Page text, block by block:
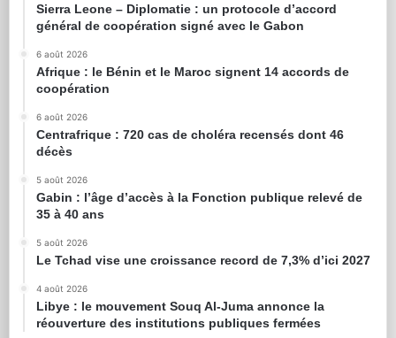
Sierra Leone – Diplomatie : un protocole d’accord
général de coopération signé avec le Gabon
6 août 2026
Afrique : le Bénin et le Maroc signent 14 accords de
coopération
6 août 2026
Centrafrique : 720 cas de choléra recensés dont 46
décès
5 août 2026
Gabin : l’âge d’accès à la Fonction publique relevé de
35 à 40 ans
5 août 2026
Le Tchad vise une croissance record de 7,3% d’ici 2027
4 août 2026
Libye : le mouvement Souq Al-Juma annonce la
réouverture des institutions publiques fermées